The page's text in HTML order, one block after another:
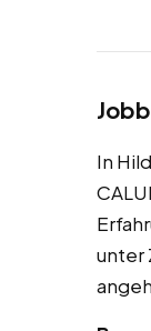
In
unter